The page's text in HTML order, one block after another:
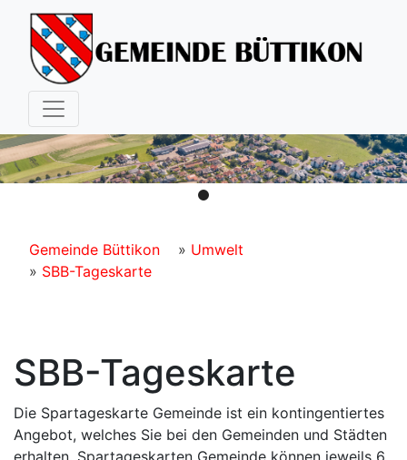
Hauptnavigation
Pfadnavigation
Gemeinde Büttikon
Umwelt
SBB-Tageskarte
SBB-Tageskarte
Die Spartageskarte Gemeinde ist ein kontingentiertes
Angebot, welches Sie bei den Gemeinden und Städten